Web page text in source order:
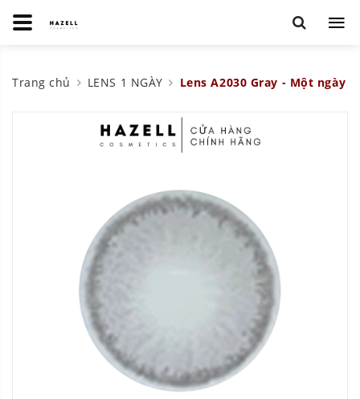
Trang chủ LENS 1 NGÀY Lens A2030 Gray - Một ngày